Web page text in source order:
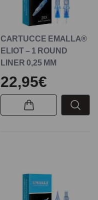
CARTUCCE EMALLA®
ELIOT – 1 ROUND
LINER 0,25 MM
22,95€